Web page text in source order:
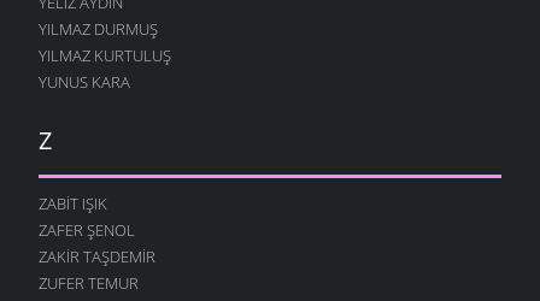
YILMAZ DURMUŞ
YILMAZ KURTULUŞ
YUNUS KARA
Z
ZABIT IŞIK
ZAFER ŞENOL
ZAKIR TAŞDEMIR
ZUFER TEMUR